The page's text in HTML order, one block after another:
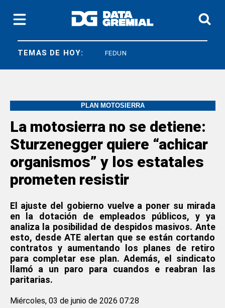
TEMAS DE HOY:
SICONARA
PLAN MOTOSIERRA
La motosierra no se detiene:
Sturzenegger quiere “achicar
organismos” y los estatales
prometen resistir
El ajuste del gobierno vuelve a poner su mirada
en la dotación de empleados públicos, y ya
analiza la posibilidad de despidos masivos. Ante
esto, desde ATE alertan que se están cortando
contratos y aumentando los planes de retiro
para completar ese plan. Además, el sindicato
llamó a un paro para cuandos e reabran las
paritarias.
Miércoles, 03 de junio de 2026 07:28